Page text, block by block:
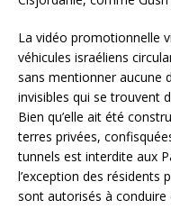
La vidéo promotionnelle
véhicules israéliens
sans mentionner aucune
invisibles qui se trouvent
Bien qu’elle ait été
terres privées,
tunnels est interdite aux
l’exception des résidents
sont autorisés à conduire